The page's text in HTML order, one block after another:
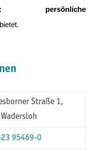
persönliche
Straße 1,
95469-0